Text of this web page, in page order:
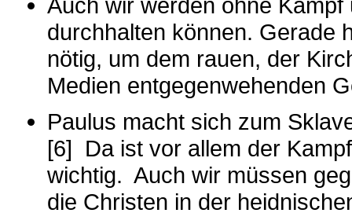
durchhalten können. Gerade
nötig, um dem rauen, der
Medien entgegenwehenden
Paulus macht sich zum
[6] Da ist vor allem der
wichtig. Auch wir müssen
die Christen in der